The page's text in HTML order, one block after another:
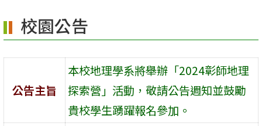
區
校園公告
公告主旨
本校地理學系將舉辦「2024彰師地理
探索營」活動，敬請公告週知並鼓勵
貴校學生踴躍報名參加。